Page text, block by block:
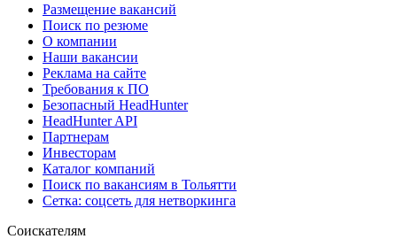
Размещение вакансий
Поиск по резюме
О компании
Наши вакансии
Реклама на сайте
Требования к ПО
Безопасный HeadHunter
HeadHunter API
Партнерам
Инвесторам
Каталог компаний
Поиск по вакансиям в Тольятти
Сетка: соцсеть для нетворкинга
Соискателям